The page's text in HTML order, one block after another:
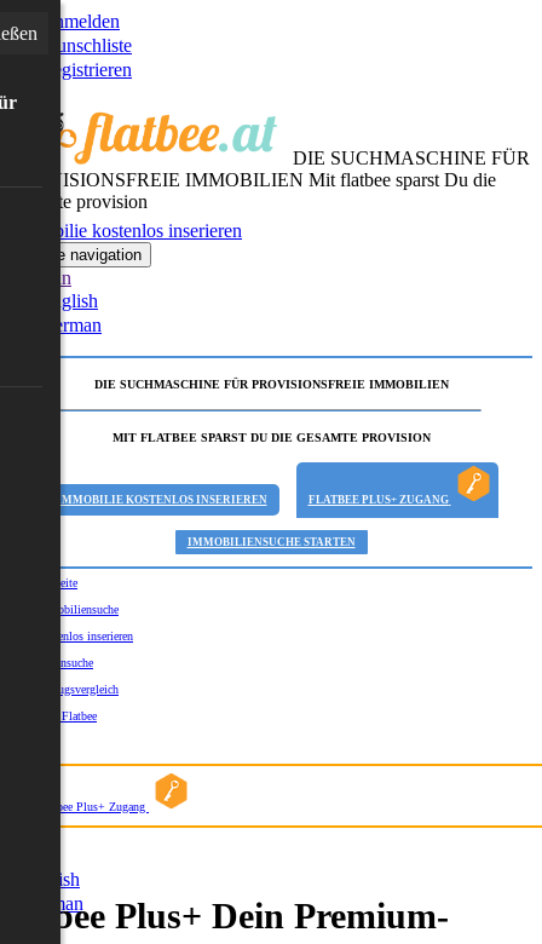
Anmelden
Wunschliste
Registrieren
DIE SUCHMASCHINE FÜR
PROVISIONSFREIE IMMOBILIEN Mit flatbee sparst Du die
gesamte provision
Immobilie kostenlos inserieren
Toggle navigation
German
English
German
DIE SUCHMASCHINE FÜR PROVISIONSFREIE IMMOBILIEN
MIT FLATBEE SPARST DU DIE GESAMTE PROVISION
IMMOBILIE KOSTENLOS INSERIEREN FLATBEE PLUS+ ZUGANG
IMMOBILIENSUCHE STARTEN
Startseite
Immobiliensuche
Kostenlos inserieren
Kartensuche
Umzugsvergleich
Über Flatbee
Flatbee Plus+ Zugang
English
German
Plus+ Dein Premium-